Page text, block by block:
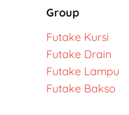
Group
Futake Kursi
Futake Drain
Futake Lampu
Futake Bakso